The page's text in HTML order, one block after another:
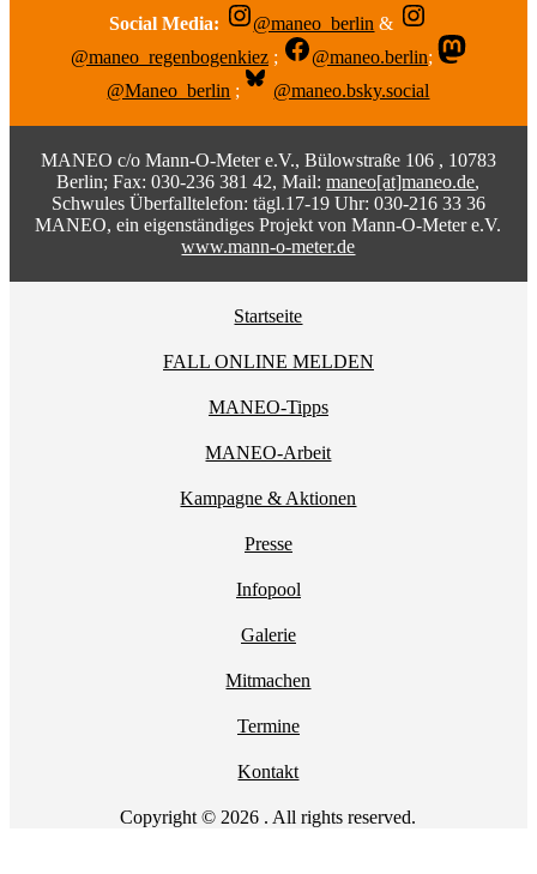
Social Media: @maneo_berlin &
@maneo_regenbogenkiez ; @maneo.berlin;
@Maneo_berlin ; @maneo.bsky.social
MANEO c/o Mann-O-Meter e.V., Bülowstraße 106 , 10783
Berlin; Fax: 030-236 381 42, Mail:maneo[at]maneo.de,
Schwules Überfalltelefon: tägl.17-19 Uhr: 030-216 33 36
MANEO, ein eigenständiges Projekt von Mann-O-Meter e.V.
www.mann-o-meter.de
Startseite
FALL ONLINE MELDEN
MANEO-Tipps
MANEO-Arbeit
Kampagne & Aktionen
Presse
Infopool
Galerie
Mitmachen
Termine
Kontakt
Copyright © 2026 . All rights reserved.